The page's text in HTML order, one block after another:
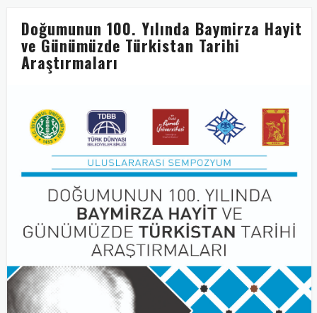
Doğumunun 100. Yılında Baymirza Hayit
ve Günümüzde Türkistan Tarihi
Araştırmaları